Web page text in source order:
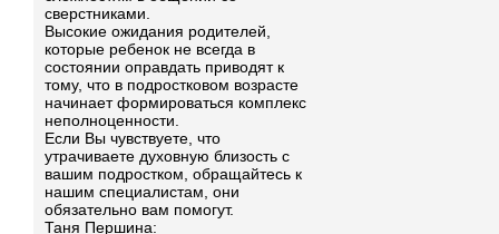
сверстниками.
Высокие ожидания родителей,
которые ребенок не всегда в
состоянии оправдать приводят к
тому, что в подростковом возрасте
начинает формироваться комплекс
неполноценности.
Если Вы чувствуете, что
утрачиваете духовную близость с
вашим подростком, обращайтесь к
нашим специалистам, они
обязательно вам помогут.
Таня Першина: